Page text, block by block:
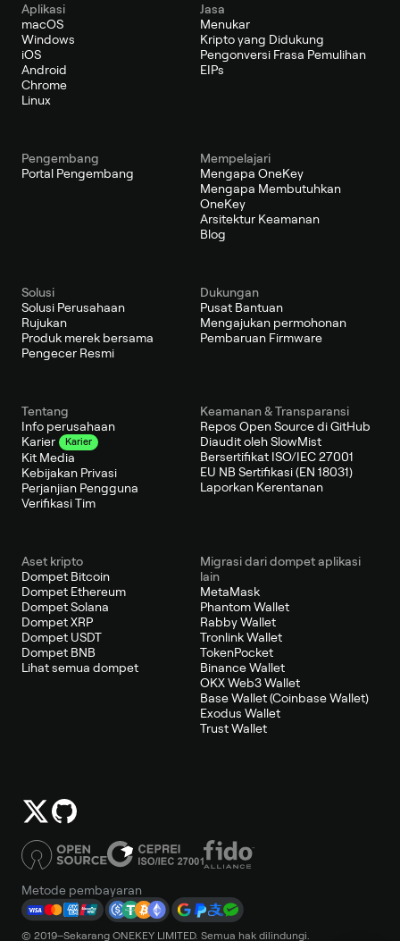
Aplikasi
macOS
Windows
iOS
Android
Chrome
Linux
Jasa
Menukar
Kripto yang Didukung
Pengonversi Frasa Pemulihan
EIPs
Pengembang
Portal Pengembang
Mempelajari
Mengapa OneKey
Mengapa Membutuhkan
OneKey
Arsitektur Keamanan
Blog
Solusi
Solusi Perusahaan
Rujukan
Produk merek bersama
Pengecer Resmi
Dukungan
Pusat Bantuan
Mengajukan permohonan
Pembaruan Firmware
Tentang
Info perusahaan
Karier
Karier
Kit Media
Kebijakan Privasi
Perjanjian Pengguna
Verifikasi Tim
Keamanan & Transparansi
Repos Open Source di GitHub
Diaudit oleh SlowMist
Bersertifikat ISO/IEC 27001
EU NB Sertifikasi (EN 18031)
Laporkan Kerentanan
Aset kripto
Dompet Bitcoin
Dompet Ethereum
Dompet Solana
Dompet XRP
Dompet USDT
Dompet BNB
Lihat semua dompet
Migrasi dari dompet aplikasi
lain
MetaMask
Phantom Wallet
Rabby Wallet
Tronlink Wallet
TokenPocket
Binance Wallet
OKX Web3 Wallet
Base Wallet (Coinbase Wallet)
Exodus Wallet
Trust Wallet
Metode pembayaran
© 2019–Sekarang ONEKEY LIMITED. Semua hak dilindungi.